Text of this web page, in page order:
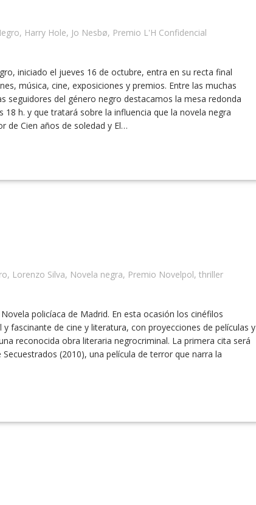
, Harry Hole, Jo Nesbø, Premio L'H Confidencial
iniciado el jueves 16 de octubre, entra en su recta final
música, cine, exposiciones y premios. Entre las muchas
seguidores del género negro destacamos la mesa redonda
h. y que tratará sobre la influencia que la novela negra
de Cien años de soledad y El…
, Lorenzo Silva, Novela negra, Premio Novelpol, thriller
policíaca de Madrid. En esta ocasión los cinéfilos
fascinante de cine y literatura, con proyecciones de películas y
reconocida obra literaria negrocriminal. La primera cita será
(2010), una película de terror que narra la